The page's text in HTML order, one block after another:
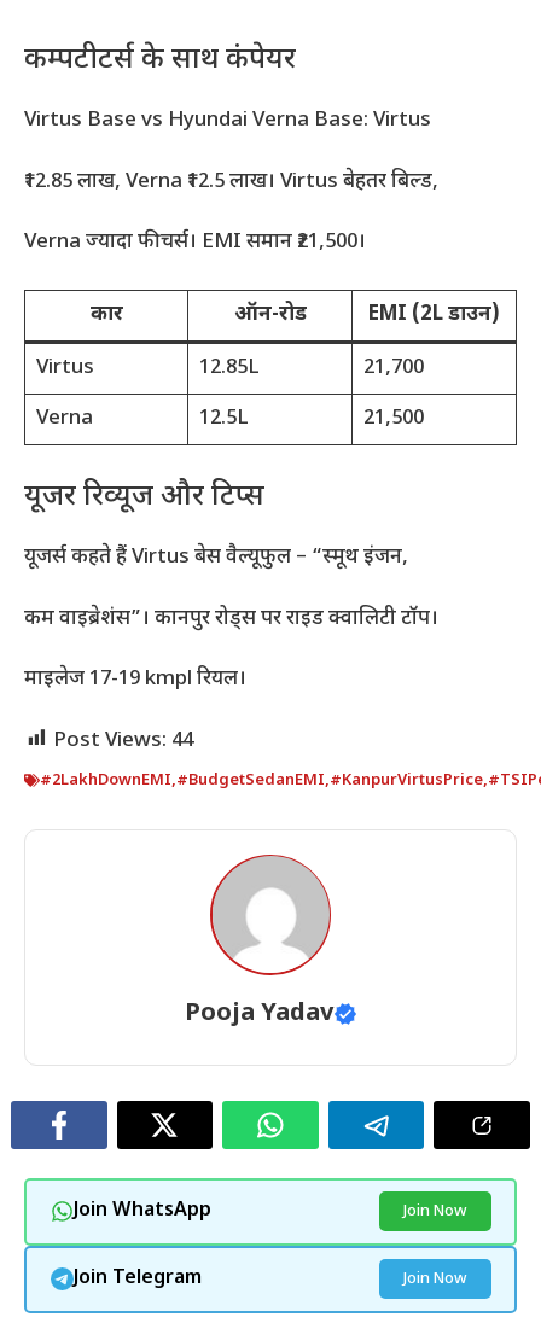
कम्पटीटर्स के साथ कंपेयर
Virtus Base vs Hyundai Verna Base: Virtus
₹12.85 लाख, Verna ₹12.5 लाख। Virtus बेहतर बिल्ड,
Verna ज्यादा फीचर्स। EMI समान ₹21,500।
कार ऑन-रोड
EMI (2L डाउन)
Virtus
12.85L
21,700
Verna
12.5L 21,500
यूजर रिव्यूज और टिप्स
यूजर्स कहते हैं Virtus बेस वैल्यूफुल – “स्मूथ इंजन,
कम वाइब्रेशंस”। कानपुर रोड्स पर राइड क्वालिटी टॉप।
माइलेज 17-19 kmpl रियल।
Post Views: 44
#2LakhDownEMI,#BudgetSedanEMI,#KanpurVirtusPrice,
Pooja Yadav
Join WhatsApp Join Now
Join Telegram Join Now